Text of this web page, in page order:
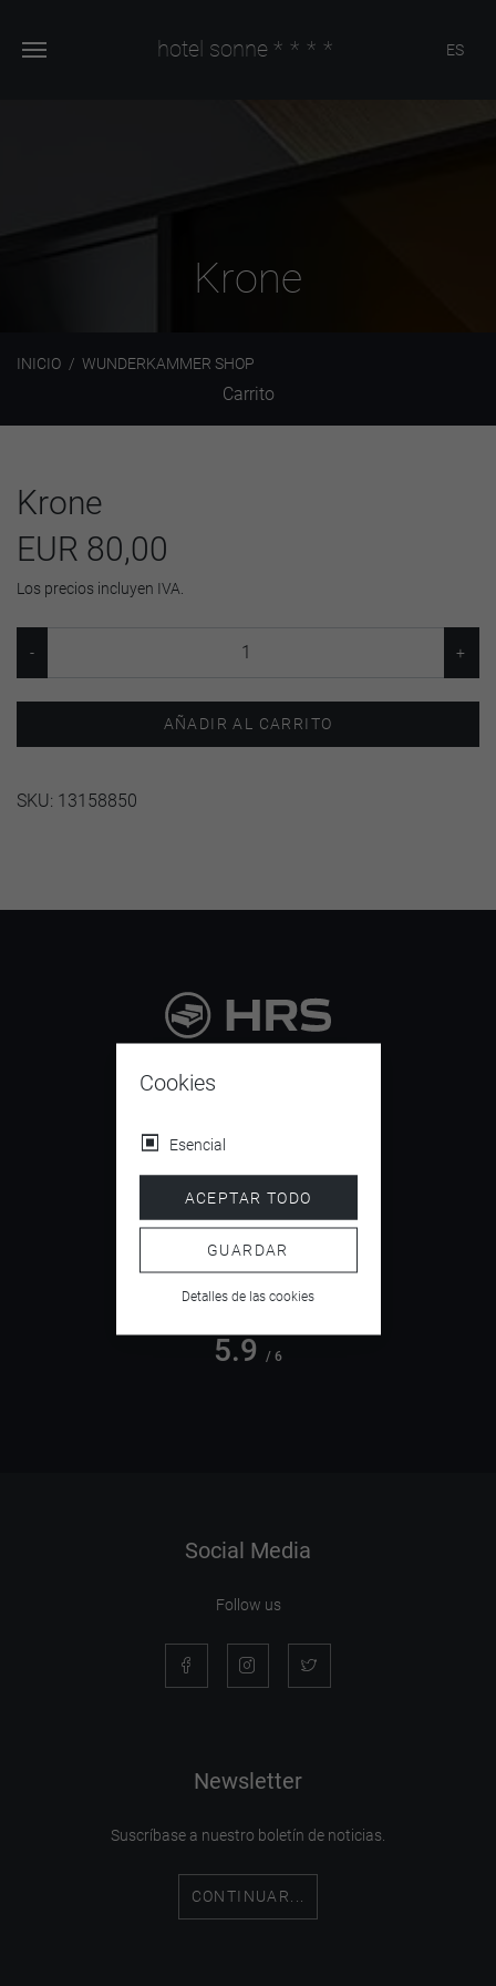
hotel sonne **** ES
Krone
INICIO WUNDERKAMMER SHOP
Carrito
Krone
EUR 80,00
Los precios incluyen IVA.
AÑADIR AL CARRITO
SKU: 13158850
4.5
5.9 / 6
Social Media
Follow us
Newsletter
Suscríbase a nuestro boletín de noticias.
CONTINUAR...
Cookies
Esencial
ACEPTAR TODO
GUARDAR
Detalles de las cookies